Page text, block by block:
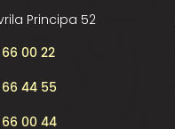
Principa 52
66 00 22
66 44 55
66 00 44